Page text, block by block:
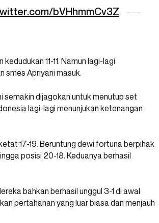
bVHhmmCv3Z
11-11. Namun lagi-lagi
smes Apriyani masuk.
semakin dijagokan untuk menutup set
lagi-lagi menunjukan ketenangan
17-19. Beruntung dewi fortuna berpihak
posisi 20-18. Keduanya berhasil
bahkan berhasil unggul 3-1 di awal
pertahanan yang luar biasa dan menjauh